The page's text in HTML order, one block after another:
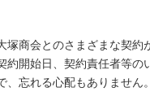
商会とのさまざまな契約
開始日、契約責任者等の
忘れる心配もありません。